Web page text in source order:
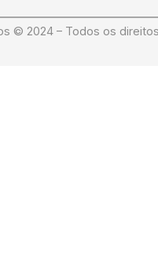
© 2024 – Todos os